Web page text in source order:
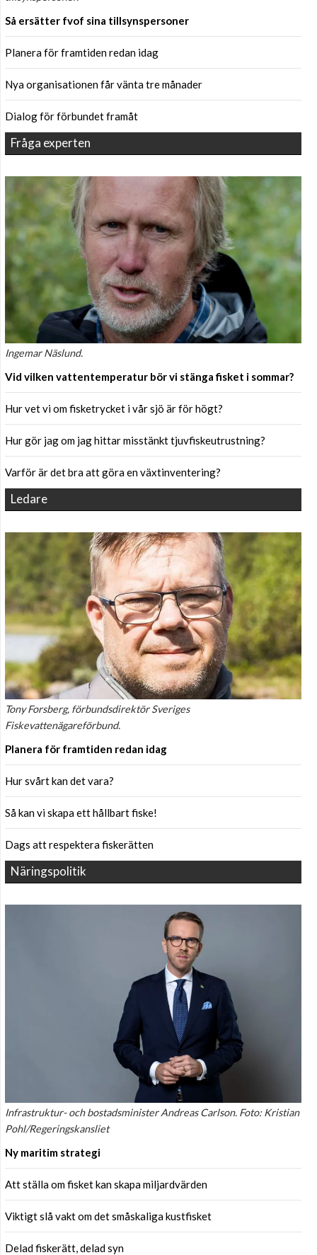
Så ersätter fvof sina tillsynspersoner
Planera för framtiden redan idag
Nya organisationen får vänta tre månader
Dialog för förbundet framåt
Fråga experten
Ingemar Näslund.
Vid vilken vattentemperatur bör vi stänga fisket i sommar?
Hur vet vi om fisketrycket i vår sjö är för högt?
Hur gör jag om jag hittar misstänkt tjuvfiskeutrustning?
Varför är det bra att göra en växtinventering?
Ledare
Tony Forsberg, förbundsdirektör Sveriges
Fiskevattenägareförbund.
Planera för framtiden redan idag
Hur svårt kan det vara?
Så kan vi skapa ett hållbart fiske!
Dags att respektera fiskerätten
Näringspolitik
Infrastruktur- och bostadsminister Andreas Carlson. Foto: Kristian
Pohl/Regeringskansliet
Ny maritim strategi
Att ställa om fisket kan skapa miljardvärden
Viktigt slå vakt om det småskaliga kustfisket
Delad fiskerätt, delad syn